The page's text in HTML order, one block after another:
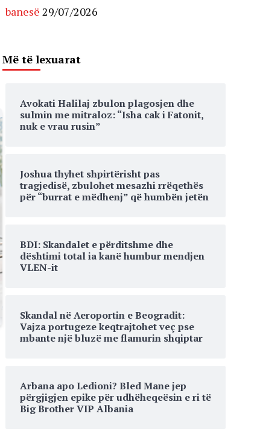
banesë 29/07/2026
Më të lexuarat
Avokati Halilaj zbulon plagosjen dhe
sulmin me mitraloz: “Isha cak i Fatonit,
nuk e vrau rusin”
Joshua thyhet shpirtërisht pas
tragjedisë, zbulohet mesazhi rrëqethës
për “burrat e mëdhenj” që humbën jetën
BDI: Skandalet e përditshme dhe
dështimi total ia kanë humbur mendjen
VLEN-it
Skandal në Aeroportin e Beogradit:
Vajza portugeze keqtrajtohet veç pse
mbante një bluzë me flamurin shqiptar
Arbana apo Ledioni? Bled Mane jep
përgjigjen epike për udhëheqeësin e ri të
Big Brother VIP Albania